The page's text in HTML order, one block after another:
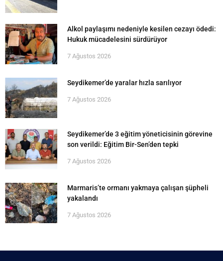
Alkol paylaşımı nedeniyle kesilen cezayı ödedi:
Hukuk mücadelesini sürdürüyor
7 Ağustos 2026
Seydikemer’de yaralar hızla sarılıyor
7 Ağustos 2026
Seydikemer’de 3 eğitim yöneticisinin görevine
son verildi: Eğitim Bir-Sen’den tepki
7 Ağustos 2026
Marmaris’te ormanı yakmaya çalışan şüpheli
yakalandı
7 Ağustos 2026